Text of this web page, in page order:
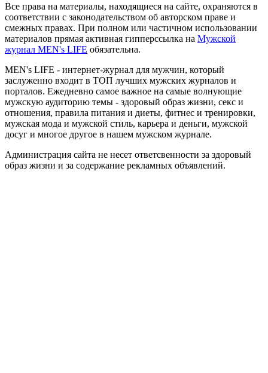
Все права на материалы, находящиеся на сайте, охраняются в
соответствии с законодательством об авторском праве и
смежных правах. При полном или частичном использовании
материалов прямая активная гипперссылка на Мужской
журнал MEN's LIFE обязательна.
MEN's LIFE - интернет-журнал для мужчин, который
заслуженно входит в ТОП лучших мужских журналов и
порталов. Ежедневно самое важное на самые волнующие
мужскую аудиторию темы - здоровый образ жизни, секс и
отношения, правила питания и диеты, фитнес и тренировки,
мужская мода и мужской стиль, карьера и деньги, мужской
досуг и многое другое в нашем мужском журнале.
Администрация сайта не несет ответсвенности за здоровый
образ жизни и за содержание рекламных объявлений.